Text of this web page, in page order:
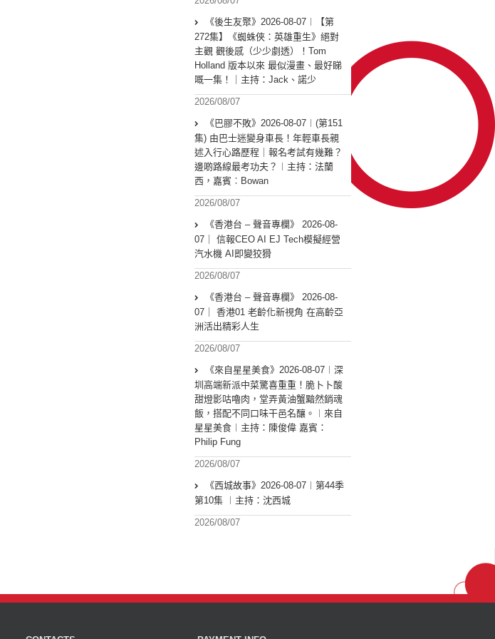
《後生友聚》2026-08-07︱【第
272集】《蜘蛛俠：英雄重生》絕對
主觀 觀後感（少少劇透）！Tom
Holland 版本以來 最似漫畫、最好睇
嘅一集！｜主持：Jack、諾少
2026/08/07
《巴膠不敗》2026-08-07︱(第151
集) 由巴士迷變身車長！年輕車長親
述入行心路歷程｜報名考試有幾難？
邊啲路線最考功夫？︱主持：法蘭
西，嘉賓︰Bowan
2026/08/07
《香港台 – 聲音專欄》 2026-08-
07｜ 信報CEO AI EJ Tech模擬經營
汽水機 AI即變狡猾
2026/08/07
《香港台 – 聲音專欄》 2026-08-
07｜ 香港01 老齡化新視角 在高齡亞
洲活出精彩人生
2026/08/07
《來自星星美食》2026-08-07︱深
圳高端新派中菜驚喜重重！脆卜卜酸
甜燈影咕嚕肉，堂弄黃油蟹黯然銷魂
飯，搭配不同口味干邑名釀。︱來自
星星美食︱主持：陳俊偉 嘉賓：
Philip Fung
2026/08/07
《西城故事》2026-08-07︱第44季
第10集 ︱主持：沈西城
2026/08/07